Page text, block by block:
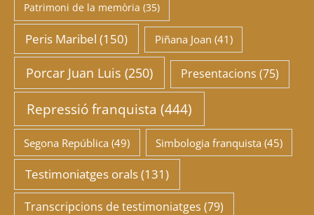
Patrimoni de la memòria (35)
Peris Maribel (150) Piñana Joan (41)
Porcar Juan Luis (250) Presentacions (75)
Repressió franquista (444)
Segona República (49) Simbologia franquista (45)
Testimoniatges orals(131)
Transcripcions de testimoniatges (79)